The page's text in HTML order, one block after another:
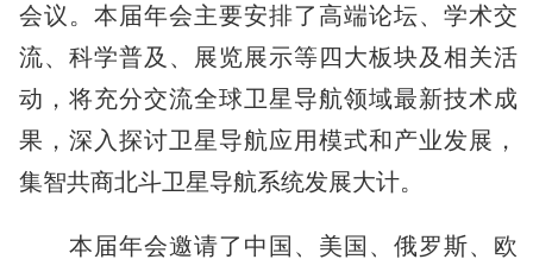
会议。本届年会主要安排了高端论坛、学术交
流、科学普及、展览展示等四大板块及相关活
动，将充分交流全球卫星导航领域最新技术成
果，深入探讨卫星导航应用模式和产业发展，
集智共商北斗卫星导航系统发展大计。
本届年会邀请了中国、美国、俄罗斯、欧